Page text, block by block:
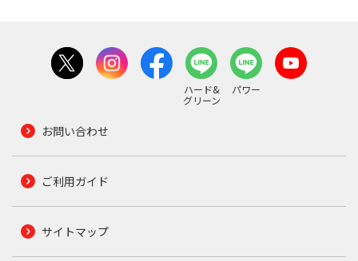
ハード&
グリーン
パワー
お問い合わせ
ご利用ガイド
サイトマップ